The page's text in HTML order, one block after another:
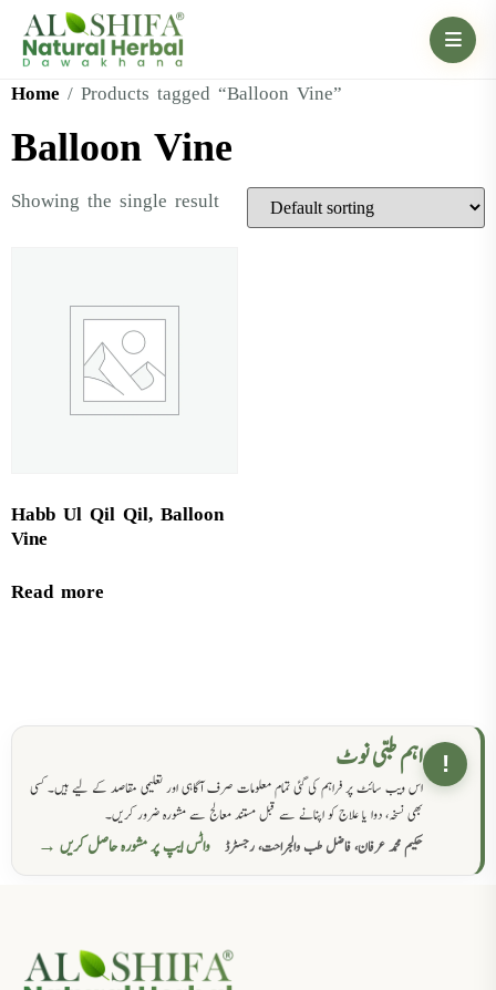
Home / Products tagged “Balloon Vine”
Balloon Vine
Showing the single result
Habb Ul Qil Qil, Balloon
Vine
Read more
! اہم طبی نوٹ
اس ویب سائٹ پر فراہم کی گئی تمام معلومات صرف آگاہی اور تعلیمی مقاصد کے لیے ہیں۔ کسی
بھی نسخہ، دوا یا علاج کو اپنانے سے قبل مستند معالج سے مشورہ ضرور کریں۔
حکیم محمد عرفان، فاضل طب والجراحت، رجسٹرڈ
واٹس ایپ پر مشورہ حاصل کریں →